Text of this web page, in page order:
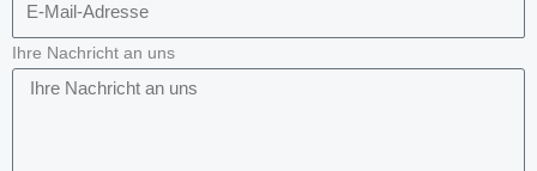
Ihre Nachricht an uns